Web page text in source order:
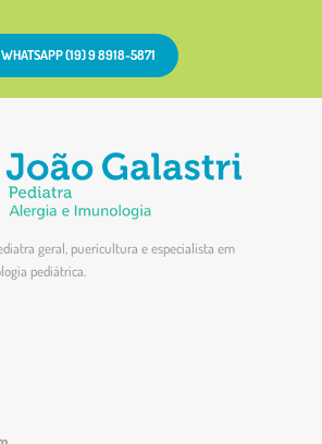
WHATSAPP (19) 9 8918-5871
geral, puericultura e especialista em
pediátrica.